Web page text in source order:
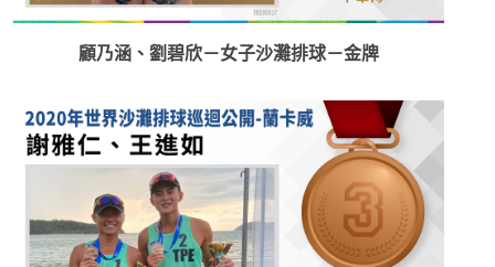
顧乃涵、劉碧欣－女子沙灘排球－金牌